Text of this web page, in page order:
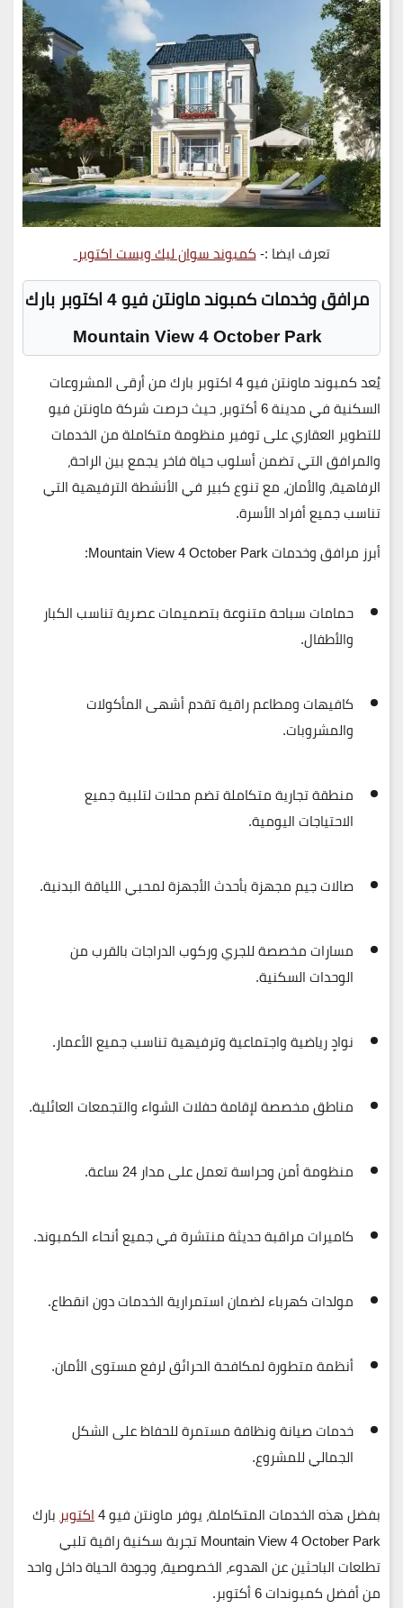
تعرف ايضا :-كمبوند سوان ليك ويست اكتوبر
مرافق وخدمات كمبوند ماونتن فيو 4 اكتوبر بارك
Mountain View 4 October Park
يُعدكمبوند ماونتن فيو 4 اكتوبر بارك
من أرقى المشروعات
السكنية في مدينة 6 أكتوبر، حيث حرصت شركة
ماونتن فيو
للتطوير العقاريعلى توفير منظومة متكاملة من الخدمات
والمرافق التي تضمن أسلوب حياة فاخر يجمع بين الراحة،
الرفاهية، والأمان، مع تنوع كبير في الأنشطة الترفيهية التي
تناسب جميع أفراد الأسرة.
أبرز مرافق وخدمات Mountain View 4 October Park:
حمامات سباحة متنوعة بتصميمات عصرية تناسب الكبار
والأطفال.
كافيهات ومطاعم راقية تقدم أشهى المأكولات
والمشروبات.
منطقة تجارية متكاملة تضم محلات لتلبية جميع
الاحتياجات اليومية.
صالات جيم مجهزة بأحدث الأجهزة لمحبي اللياقة البدنية.
مسارات مخصصة للجري وركوب الدراجات بالقرب من
الوحدات السكنية.
نوادٍ رياضية واجتماعية وترفيهية تناسب جميع الأعمار.
مناطق مخصصة لإقامة حفلات الشواء والتجمعات العائلية.
منظومة أمن وحراسة تعمل على مدار 24 ساعة.
كاميرات مراقبة حديثة منتشرة في جميع أنحاء الكمبوند.
مولدات كهرباء لضمان استمرارية الخدمات دون انقطاع.
أنظمة متطورة لمكافحة الحرائق لرفع مستوى الأمان.
خدمات صيانة ونظافة مستمرة للحفاظ على الشكل
الجمالي للمشروع.
بفضل هذه الخدمات المتكاملة، يوفر ماونتن فيو 4 اكتوبربارك
Mountain View 4 October Parkتجربة سكنية راقية تلبي
تطلعات الباحثين عن الهدوء، الخصوصية، وجودة الحياة داخل واحد
من أفضل كمبوندات 6 أكتوبر.